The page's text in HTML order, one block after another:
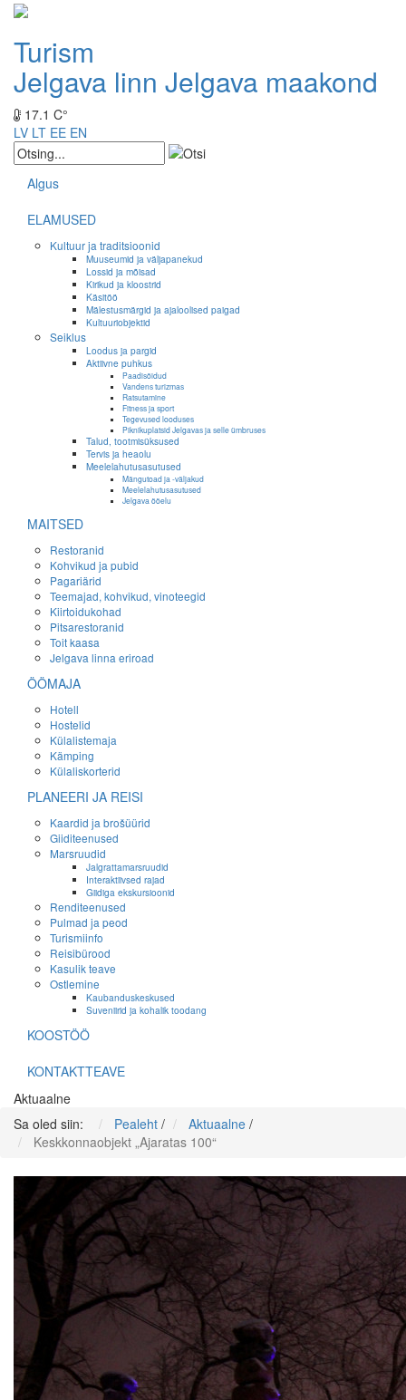
Turism
Jelgava linn Jelgava maakond
17.1 C°
LV LT EE EN
Algus
ELAMUSED
Kultuur ja traditsioonid
Muuseumid ja väljapanekud
Lossid ja mõisad
Kirikud ja kloostrid
Käsitöö
Mälestusmärgid ja ajaloolised paigad
Kultuuriobjektid
Seiklus
Loodus ja pargid
Aktiivne puhkus
Paadisõidud
Vandens turizmas
Ratsutamine
Fitness ja sport
Tegevused looduses
Piknikuplatsid Jelgavas ja selle ümbruses
Talud, tootmisüksused
Tervis ja heaolu
Meelelahutusasutused
Mängutoad ja -väljakud
Meelelahutusasutused
Jelgava ööelu
MAITSED
Restoranid
Kohvikud ja pubid
Pagariärid
Teemajad, kohvikud, vinoteegid
Kiirtoidukohad
Pitsarestoranid
Toit kaasa
Jelgava linna eriroad
ÖÖMAJA
Hotell
Hostelid
Külalistemaja
Kämping
Külaliskorterid
PLANEERI JA REISI
Kaardid ja brošüürid
Giiditeenused
Marsruudid
Jalgrattamarsruudid
Interaktiivsed rajad
Giidiga ekskursioonid
Renditeenused
Pulmad ja peod
Turismiinfo
Reisibürood
Kasulik teave
Ostlemine
Kaubanduskeskused
Suveniirid ja kohalik toodang
KOOSTÖÖ
KONTAKTTEAVE
Aktuaalne
Sa oled siin:
Pealeht / Aktuaalne /
Keskkonnaobjekt „Ajaratas 100“